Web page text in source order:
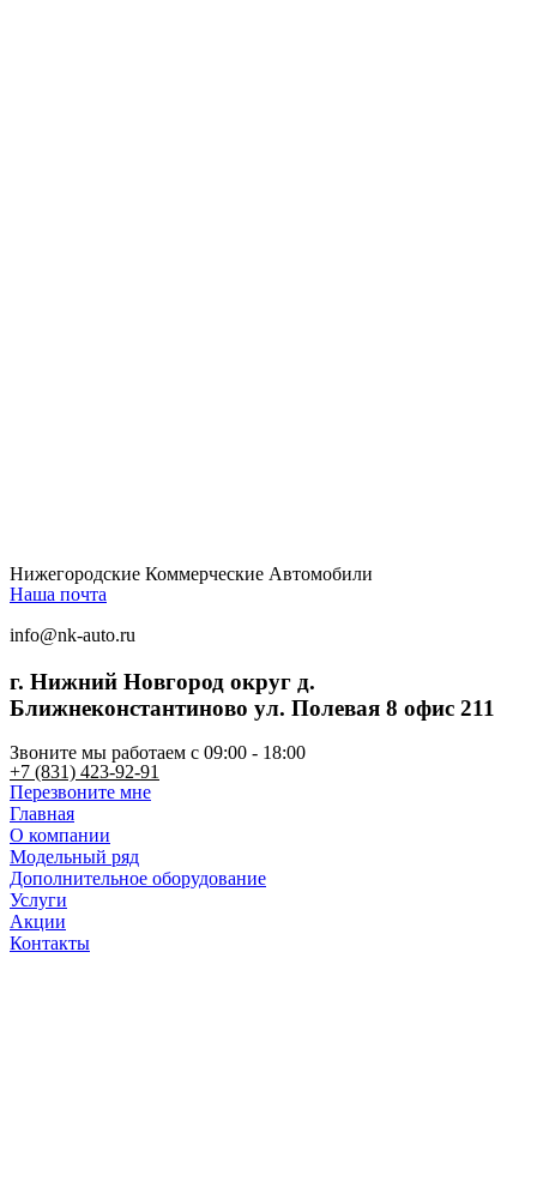
Нижегородские Коммерческие Автомобили
Наша почта
info@nk-auto.ru
г. Нижний Новгород округ д.
Ближнеконстантиново ул. Полевая 8 офис 211
Звоните мы работаем c 09:00 - 18:00
+7 (831) 423-92-91
Перезвоните мне
Главная
О компании
Модельный ряд
Дополнительное оборудование
Услуги
Акции
Контакты